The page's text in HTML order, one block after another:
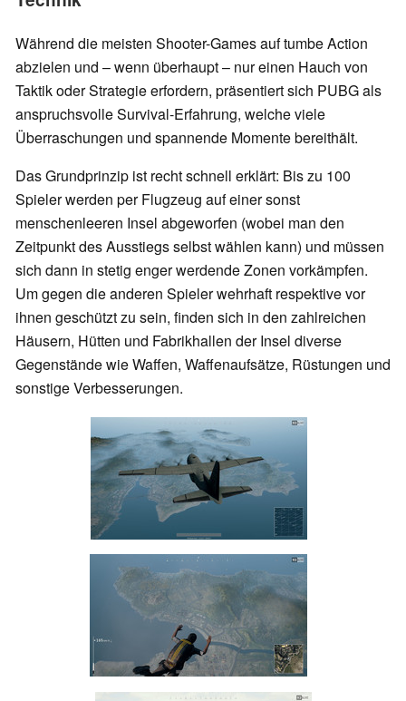
Während die meisten Shooter-Games auf tumbe Action
abzielen und – wenn überhaupt – nur einen Hauch von
Taktik oder Strategie erfordern, präsentiert sich PUBG als
anspruchsvolle Survival-Erfahrung, welche viele
Überraschungen und spannende Momente bereithält.
Das Grundprinzip ist recht schnell erklärt: Bis zu 100
Spieler werden per Flugzeug auf einer sonst
menschenleeren Insel abgeworfen (wobei man den
Zeitpunkt des Ausstiegs selbst wählen kann) und müssen
sich dann in stetig enger werdende Zonen vorkämpfen.
Um gegen die anderen Spieler wehrhaft respektive vor
ihnen geschützt zu sein, finden sich in den zahlreichen
Häusern, Hütten und Fabrikhallen der Insel diverse
Gegenstände wie Waffen, Waffenaufsätze, Rüstungen und
sonstige Verbesserungen.